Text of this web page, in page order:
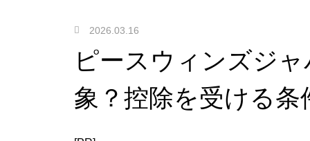
2026.03.16
ピースウィンズジ
象？控除を受ける